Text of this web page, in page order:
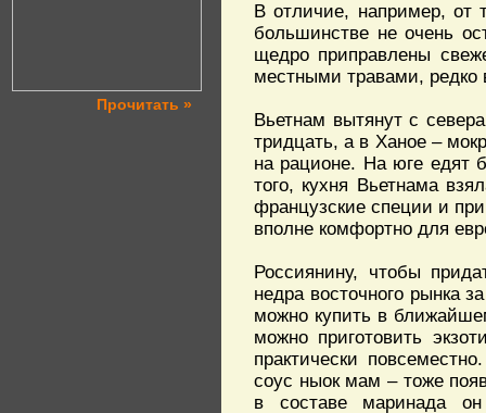
Прочитать »
В отличие, например, от
большинстве не очень
щедро приправлены
местными травами,
Вьетнам вытянут с
тридцать, а в Ханое –
на рационе. На юге едят
того, кухня Вьетнама
французские специи и
вполне комфортно для
Россиянину, чтобы
недра восточного рынка
можно купить в
можно приготовить
практически
соус ныок мам – тоже
в составе маринада